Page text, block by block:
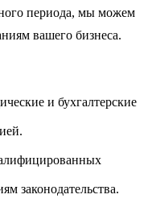
периода, мы можем
вашего бизнеса.
и бухгалтерские
законодательства.